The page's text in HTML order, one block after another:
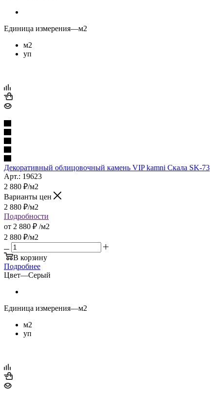
Единица измерения—м2
м2
уп
Декоративный облицовочный камень VIP kamni Скала SK-73
Арт.: 19623
2 880 ₽/м2
Варианты цен
2 880 ₽/м2
Подробности
от 2 880 ₽ /м2
2 880 ₽/м2
В корзину
Подробнее
Цвет—Серый
Единица измерения—м2
м2
уп